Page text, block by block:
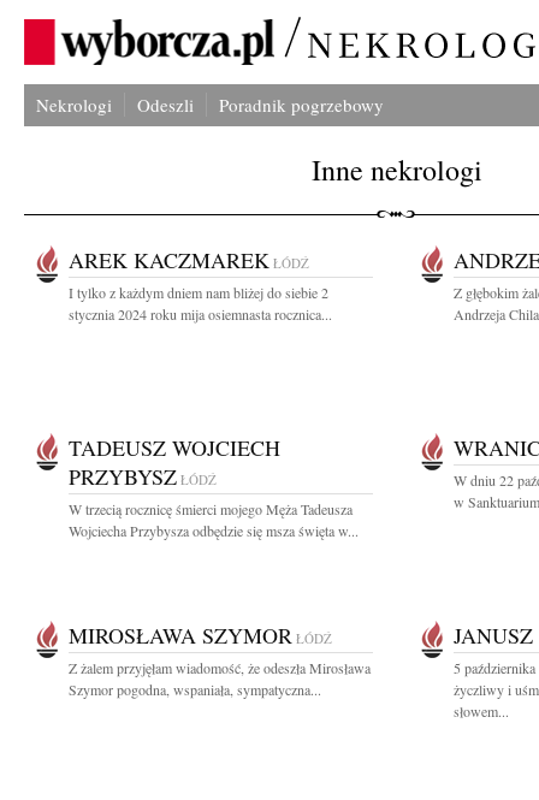
Nekrologi Odeszli Poradnik pogrzebowy
Inne nekrologi
AREK KACZMAREK ŁÓDŹ
I tylko z każdym dniem nam bliżej do siebie 2
stycznia 2024 roku mija osiemnasta rocznica...
Z głębokim
Andrzeja
TADEUSZ WOJCIECH
PRZYBYSZ ŁÓDŹ
W trzecią rocznicę śmierci mojego Męża Tadeusza
Wojciecha Przybysza odbędzie się msza święta w...
W dniu 22
w
MIROSŁAWA SZYMOR ŁÓDŹ
Z żalem przyjęłam wiadomość, że odeszła Mirosława
Szymor pogodna, wspaniała, sympatyczna...
5
życzliwy i
słowem...